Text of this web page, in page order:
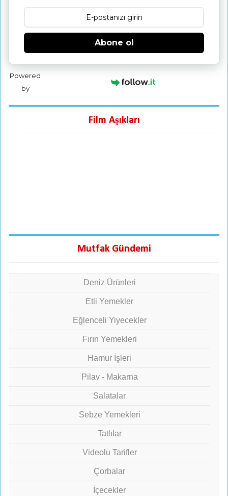
Abone ol
Powered
by
Film Aşıkları
Mutfak Gündemi
Deniz Ürünleri
Etli Yemekler
Eğlenceli Yiyecekler
Fırın Yemekleri
Hamur İşleri
Pilav - Makarna
Salatalar
Sebze Yemekleri
Tatlılar
Videolu Tarifler
Çorbalar
İçecekler